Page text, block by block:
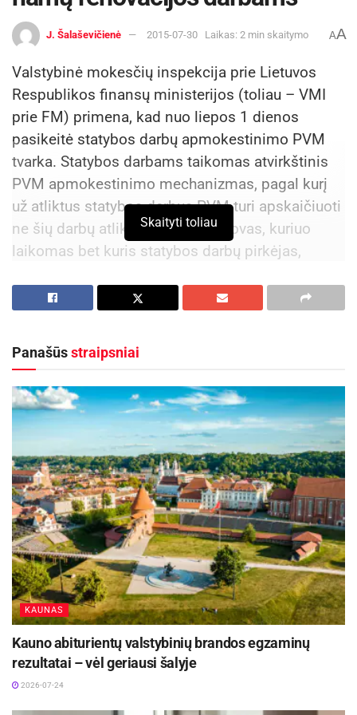
J. Šalaševičienė 2015-07-30 Laikas: 2 min skaitymo AA
Valstybinė mokesčių inspekcija prie Lietuvos
Respublikos finansų ministerijos (toliau – VMI
prie FM) primena, kad nuo liepos 1 dienos
pasikeitė statybos darbų apmokestinimo PVM
tvarka. Statybos darbams taikomas atvirkštinis
PVM apmokestinimo mechanizmas, pagal kurį
už atliktus statybos darbus PVM turi apskaičiuoti
ne šių darbų atlikėjas, o jų užsakovas, kuriuo
laikomas bet kuris statybos darbų pirkėjas,
Tačiauši nuostata negalioja daugiabučio namo
Vyriausybės patvirtintą Daugiabučių namų
atitinkančius savivaldybių tarybų patvirtintų
programų įgyvendinimo ir finansavimo modelius,
darbams. Pagal su LR Finansų ministerija ir su
LR Aplinkos ministerija suderintas nuostatas
daugiabučio namo administratorius (toliau ―
Administratorius) nėra statybos darbų pirkėjas.
Aktualios naujienos
DHL perka „Venipak“ grupę: stiprins pozicijas
Baltijos šalyse
2026-07-28
Europos Sąjungos sankcijos „Mere“ tinklo
2026-07-25
Skaityti toliau
Panašūsstraipsniai
KAUNAS
Kauno abiturientų valstybinių brandos egzaminų
rezultatai – vėl geriausi šalyje
2026-07-24